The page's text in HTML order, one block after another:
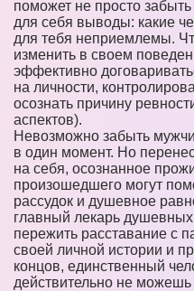
поможет не просто
для себя выводы: какие
для тебя неприемлемы.
изменить в своем
эффективно
на личности,
осознать причину
аспектов).
Невозможно забыть
в один момент. Но
на себя, осознанное
произошедшего могут
рассудок и душевное
главный лекарь
пережить расставание с
своей личной истории и
концов, единственный
действительно не